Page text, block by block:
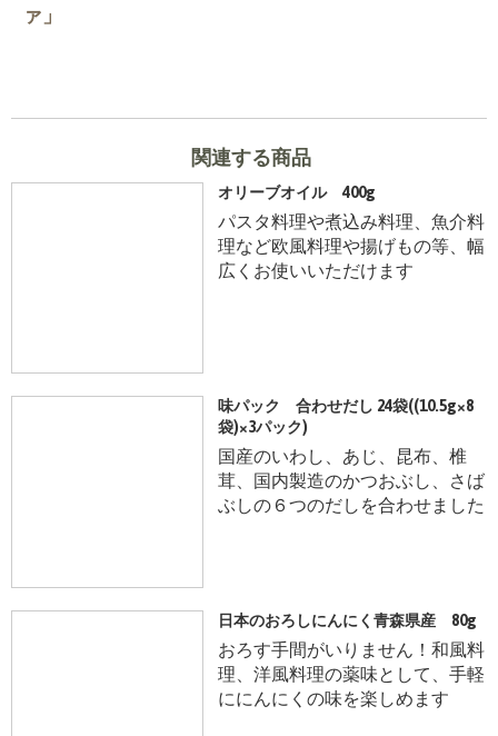
ァ」
関連する商品
オリーブオイル 400g
パスタ料理や煮込み料理、魚介料
理など欧風料理や揚げもの等、幅
広くお使いいただけます
味パック 合わせだし 24袋((10.5g×8
袋)×3パック)
国産のいわし、あじ、昆布、椎
茸、国内製造のかつおぶし、さば
ぶしの６つのだしを合わせました
日本のおろしにんにく青森県産 80g
おろす手間がいりません！和風料
理、洋風料理の薬味として、手軽
ににんにくの味を楽しめます